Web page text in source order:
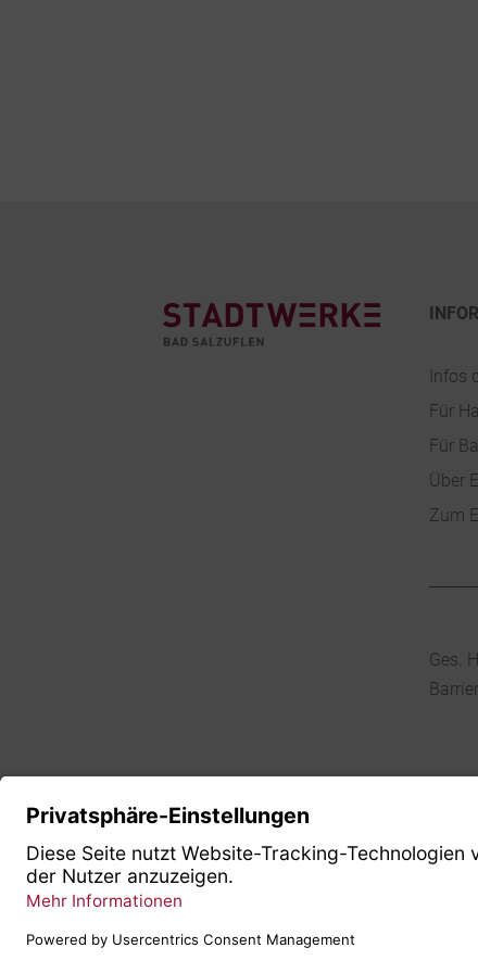
Infos
Für
Für
Über
Zum
Ges.
©